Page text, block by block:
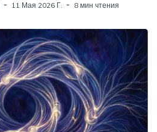
11 Мая 2026 Г. 8 мин чтения